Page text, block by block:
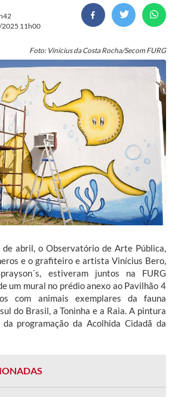
2025 11h00
Foto: Vinícius da Costa Rocha/Secom FURG
abril, o Observatório de Arte Pública,
e o grafiteiro e artista Vinícius Bero,
estiveram juntos na FURG
um mural no prédio anexo ao Pavilhão 4
com animais exemplares da fauna
do Brasil, a Toninha e a Raia. A pintura
programação da Acolhida Cidadã da